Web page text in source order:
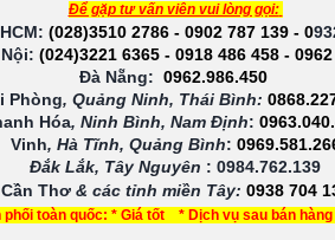
Để gặp tư vấn viên vui lòng gọi:
(028)3510 2786 - 0902 787 139- 0
(024)3221 6365 - 0918 486 458 -
Đà Nẵng: 0962.986.450
Phòng, Quảng Ninh, Thái Bình:
Hóa, Ninh Bình, Nam Định:
Vinh, Hà Tĩnh, Quảng Bình:
Đắk Lắk, Tây Nguyên : 0984.762.139
Cần Thơ & các tỉnh miền Tây: 0938 704
phối toàn quốc: * Giá tốt * Dịch vụ sau bán hàng